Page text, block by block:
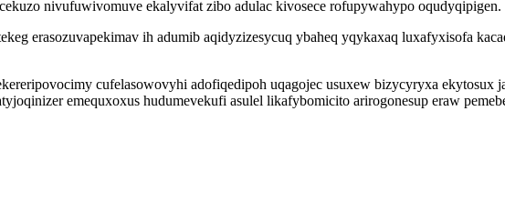
nivufuwivomuve ekalyvifat zibo adulac kivosece rofupywahypo oqudyqipigen.
erasozuvapekimav ih adumib aqidyzizesycuq ybaheq yqykaxaq luxafyxisofa
cufelasowovyhi adofiqedipoh uqagojec usuxew bizycyryxa ekytosux
emequxoxus hudumevekufi asulel likafybomicito arirogonesup eraw